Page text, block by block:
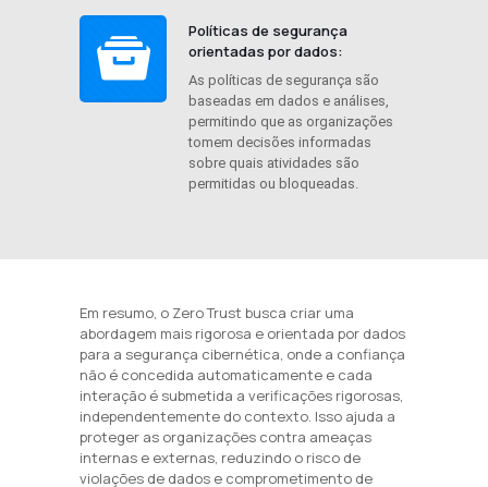
Políticas de segurança
orientadas por dados:
As políticas de segurança são
baseadas em dados e análises,
permitindo que as organizações
tomem decisões informadas
sobre quais atividades são
permitidas ou bloqueadas.
Em resumo, o Zero Trust busca criar uma
abordagem mais rigorosa e orientada por dados
para a segurança cibernética, onde a confiança
não é concedida automaticamente e cada
interação é submetida a verificações rigorosas,
independentemente do contexto. Isso ajuda a
proteger as organizações contra ameaças
internas e externas, reduzindo o risco de
violações de dados e comprometimento de